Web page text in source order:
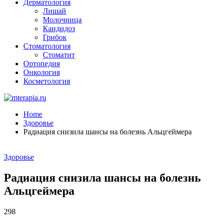
Дерматология
Лишай
Молочница
Кандидоз
Грибок
Стоматология
Стоматит
Ортопедия
Онкология
Косметология
Home
Здоровье
Радиация снизила шансы на болезнь Альцгеймера
Здоровье
Радиация снизила шансы на болезнь
Альцгеймера
298